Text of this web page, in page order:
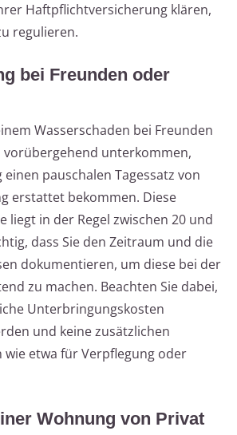
Haftpflichtversicherung klären,
regulieren.
bei Freunden oder
Wasserschaden bei Freunden
unterkommen,
einen pauschalen Tagessatz von
erstattet bekommen. Diese
liegt in der Regel zwischen 20 und
dass Sie den Zeitraum und die
dokumentieren, um diese bei der
zu machen. Beachten Sie dabei,
Unterbringungskosten
und keine zusätzlichen
wie etwa für Verpflegung oder
Wohnung von Privat